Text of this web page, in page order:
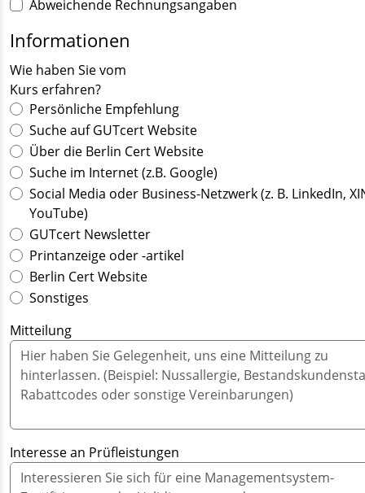
Abweichende Rechnungsangaben
Informationen
Wie haben Sie vom
Kurs erfahren?
Persönliche Empfehlung
Suche auf GUTcert Website
Über die Berlin Cert Website
Suche im Internet (z.B. Google)
Social Media oder Business-Netzwerk (z. B. LinkedIn,
YouTube)
GUTcert Newsletter
Printanzeige oder -artikel
Berlin Cert Website
Sonstiges
Mitteilung
Interesse an Prüfleistungen